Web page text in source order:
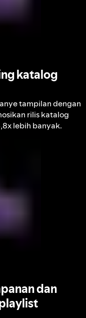
katalog
tampilan dengan
rilis katalog
lebih banyak.
dan